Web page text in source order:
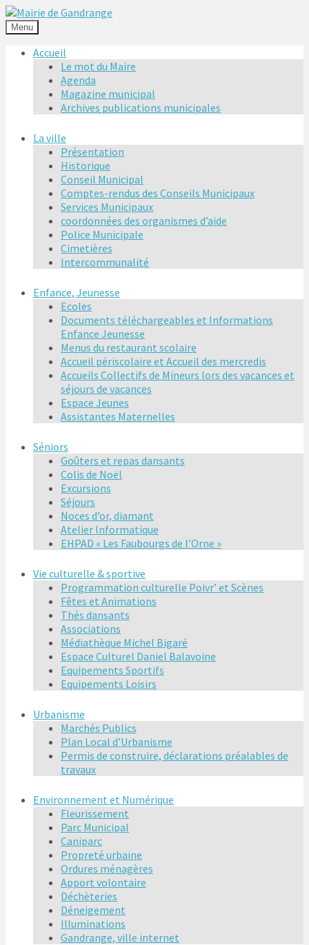
Menu
Accueil
Le mot du Maire
Agenda
Magazine municipal
Archives publications municipales
La ville
Présentation
Historique
Conseil Municipal
Comptes-rendus des Conseils Municipaux
Services Municipaux
coordonnées des organismes d’aide
Police Municipale
Cimetières
Intercommunalité
Enfance, Jeunesse
Ecoles
Documents téléchargeables et Informations
Enfance Jeunesse
Menus du restaurant scolaire
Accueil périscolaire et Accueil des mercredis
Accueils Collectifs de Mineurs lors des vacances et
séjours de vacances
Espace Jeunes
Assistantes Maternelles
Séniors
Goûters et repas dansants
Colis de Noël
Excursions
Séjours
Noces d’or, diamant
Atelier Informatique
EHPAD « Les Faubourgs de l’Orne »
Vie culturelle & sportive
Programmation culturelle Poivr’ et Scènes
Fêtes et Animations
Thés dansants
Associations
Médiathèque Michel Bigaré
Espace Culturel Daniel Balavoine
Equipements Sportifs
Equipements Loisirs
Urbanisme
Marchés Publics
Plan Local d’Urbanisme
Permis de construire, déclarations préalables de
travaux
Environnement et Numérique
Fleurissement
Parc Municipal
Caniparc
Propreté urbaine
Ordures ménagères
Apport volontaire
Déchèteries
Déneigement
Illuminations
Gandrange, ville internet